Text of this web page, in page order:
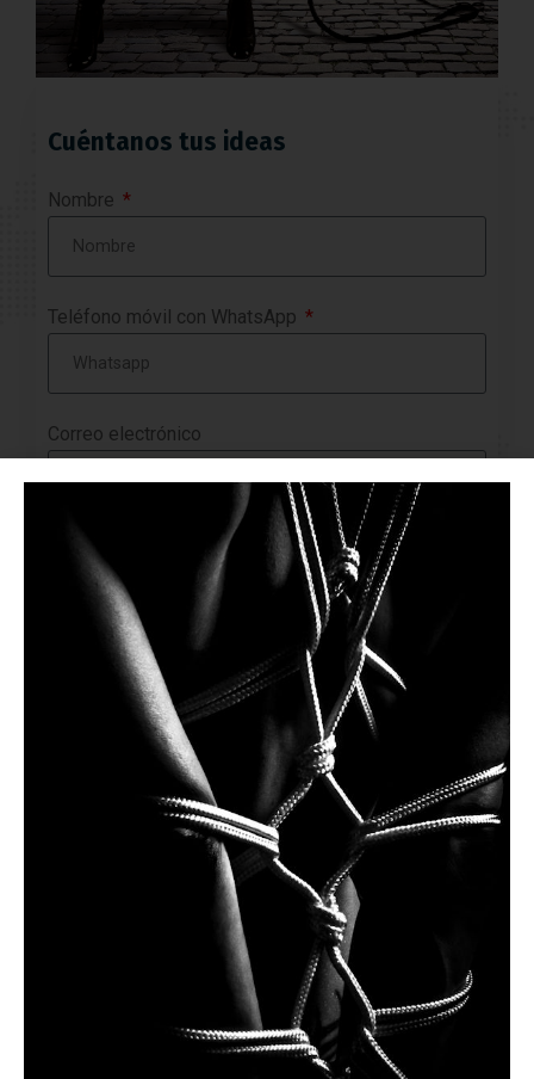
Cuéntanos tus ideas
Nombre
Teléfono móvil con WhatsApp
Correo electrónico
Mensaje
He leído y acepto la Politica de Privacidad
Enviar